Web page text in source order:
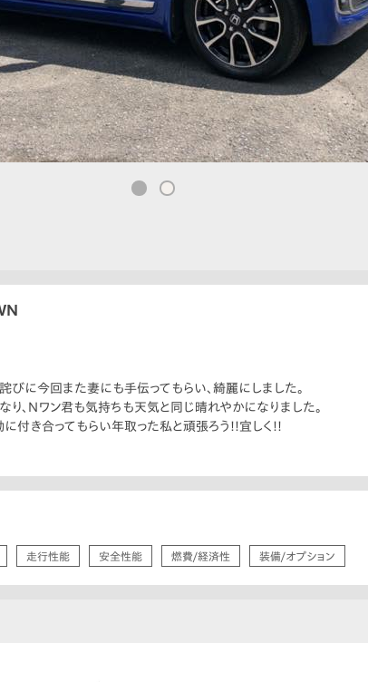
びに今回また妻にも手伝ってもらい、綺麗にしました。
、Nワン君も気持ちも天気と同じ晴れやかになりました。
付き合ってもらい年取った私と頑張ろう!!宜しく!!
走行性能 安全性能 燃費/経済性 装備/オプション